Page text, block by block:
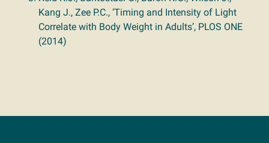
Kang J., Zee P.C., ‘Timing and Intensity of Light
Correlate with Body Weight in Adults’, PLOS ONE
(2014)